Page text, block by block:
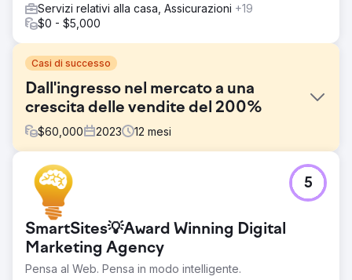
Servizi relativi alla casa, Assicurazioni +19
$0 - $5,000
Casi di successo
Dall'ingresso nel mercato a una
crescita delle vendite del 200%
$60,000 2023 12 mesi
Sfida
- Entrare in un settore saturo e competitivo con attori
affermati - Risorse di marketing interno limitate e domanda
di risultati rapidi e misurabili - Necessità di differenziarsi
sul mercato e creare rapidamente fiducia
Soluzione
Ci siamo concentrati su chiarezza strategica, sistemi di
SmartSites💡Award Winning Digital
Marketing Agency
Pensa al Web. Pensa in modo intelligente.
5